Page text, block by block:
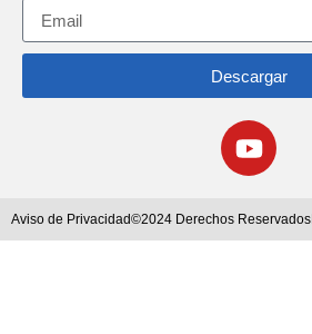
Descargar
Aviso de Privacidad©2024 Derechos Reservados